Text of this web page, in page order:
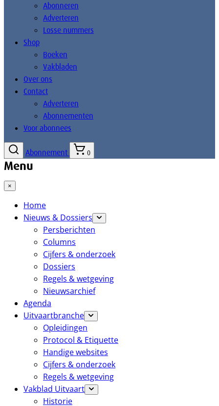
Abonneren
Adverteren
Losse nummers
Shop
Boeken
Vakbladen
Over ons
Contact
Adverteren
Abonnementen
Voor abonnees
Abonnement 0
Menu
×
Home
Nieuws & Dossiers
Persberichten
Columns
Cijfers & onderzoek
Dossiers
Regels & wetgeving
Nieuwsarchief
Agenda
Uitvaartbranche
Opleidingen
Protocol & Etiquette
Handige websites
Cijfers & onderzoek
Regels & wetgeving
Vakblad Uitvaart
Historie